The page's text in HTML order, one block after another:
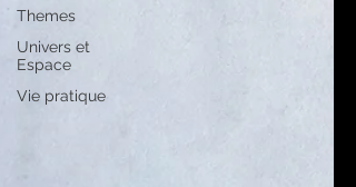
Themes
Univers et
Espace
Vie pratique